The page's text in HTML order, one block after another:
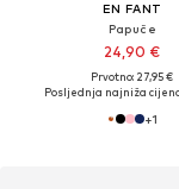
EN FANT
Papuče
24,90 €
Prvotno: 27,95 €
Posljednja najniža
+1